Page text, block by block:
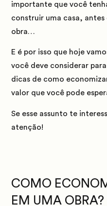
importante que você
construir uma casa, antes
obra…
E é por isso que hoje
você deve considerar
dicas de como
valor que você pode
Se esse assunto te
atenção!
COMO
EM UMA OBRA?